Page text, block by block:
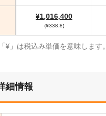
¥1,016,400
(¥338.8)
¥」は税込み単価を意味します。
細情報